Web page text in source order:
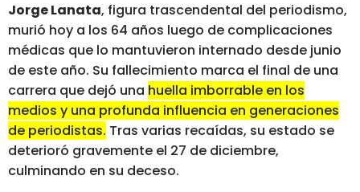
Jorge Lanata, figura trascendental del periodismo,
murió hoy a los 64 años luego de complicaciones
médicas que lo mantuvieron internado desde junio
de este año. Su fallecimiento marca el final de una
carrera que dejó una huella imborrable en los
medios y una profunda influencia en generaciones
de periodistas. Tras varias recaídas, su estado se
deterioró gravemente el 27 de diciembre,
culminando en su deceso.